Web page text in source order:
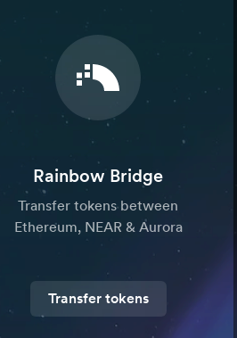
Rainbow Bridge
Transfer tokens between
Ethereum, NEAR & Aurora
Transfer tokens